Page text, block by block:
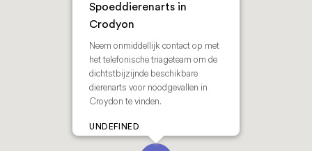
Spoeddierenarts in
Crodyon
Neem onmiddellijk contact op met
het telefonische triageteam om de
dichtstbijzijnde beschikbare
dierenarts voor noodgevallen in
Croydon te vinden.
UNDEFINED